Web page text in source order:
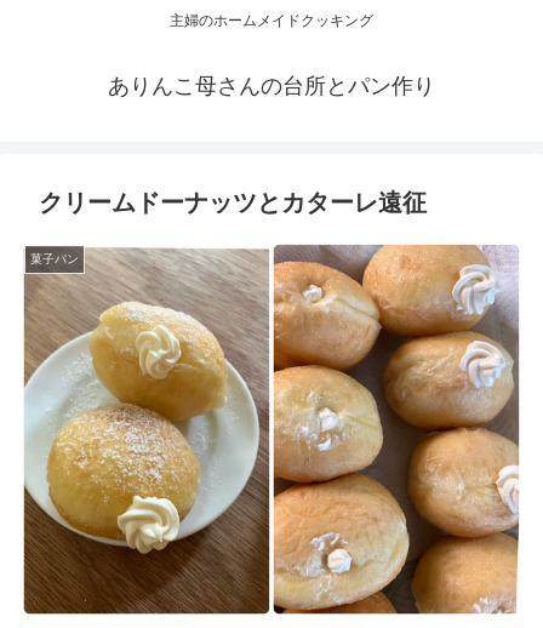
主婦のホームメイドクッキング
ありんこ母さんの台所とパン作り
クリームドーナッツとカターレ遠征
菓子パン